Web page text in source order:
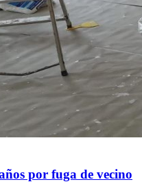
por fuga de vecino